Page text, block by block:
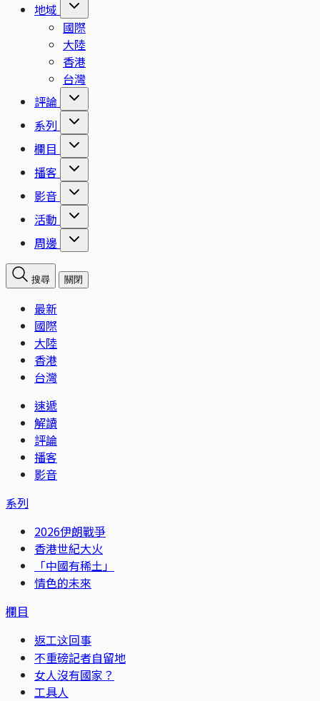
地域
國際
大陸
香港
台灣
評論
系列
欄目
播客
影音
活動
周邊
搜尋 關閉
最新
國際
大陸
香港
台灣
速遞
解讀
評論
播客
影音
系列
2026伊朗戰爭
香港世紀大火
「中國有稀土」
情色的未來
欄目
返工这回事
不重磅記者自留地
女人沒有國家？
工具人